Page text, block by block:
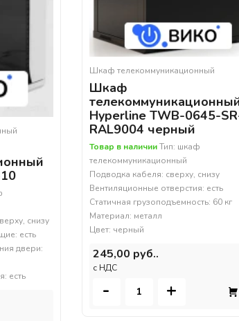
снизу
есть
двери:
есть
Шкаф телекоммуникационный
Шкаф
Hyperline TWB-0645-
RAL9004 черный
Товар в наличииТип: шкаф
телекоммуникационный
Подводка кабеля: сверху, снизу
Вентиляционные отверстия: есть
Статичная грузоподъемность: 60 кг
Материал: металл
Цвет: черный
245,00 руб..
c НДС
- +